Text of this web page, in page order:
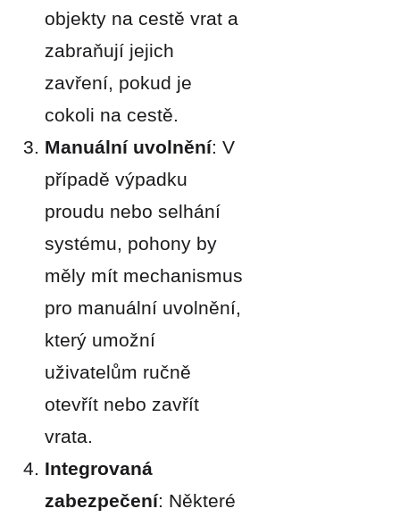
objekty na cestě vrat a
zabraňují jejich
zavření, pokud je
cokoli na cestě.
Manuální uvolnění: V
případě výpadku
proudu nebo selhání
systému, pohony by
měly mít mechanismus
pro manuální uvolnění,
který umožní
uživatelům ručně
otevřít nebo zavřít
vrata.
Integrovaná
zabezpečení: Některé